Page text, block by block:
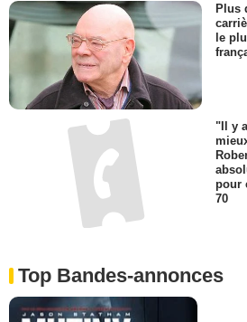
Plus
le
"Il y
pour
70
Top Bandes-annonces